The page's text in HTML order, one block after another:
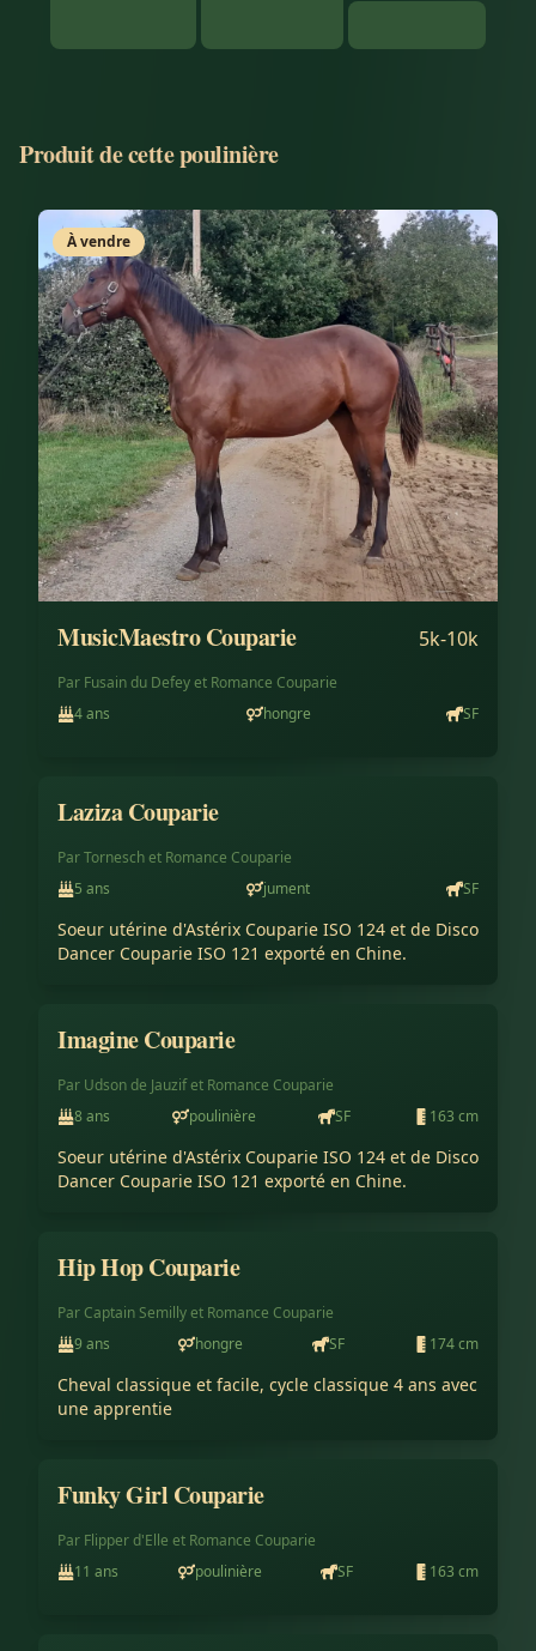
Produit de cette poulinière
À vendre
MusicMaestro Couparie 5k-10k
Par Fusain du Defeyet Romance Couparie
4ans hongre SF
Conservé à l'élevage
Laziza Couparie
ParTorneschet Romance Couparie
5 ans jument SF
Soeur utérine d'Astérix Couparie ISO 124 et de Disco
Dancer Couparie ISO 121 exporté en Chine.
Conservé à l'élevage
Imagine Couparie
Par Udson de Jauzifet Romance Couparie
8ans poulinière SF 163 cm
Soeur utérine d'Astérix Couparie ISO 124 et de Disco
Dancer Couparie ISO 121 exporté en Chine.
Vendu
Hip Hop Couparie
Par Captain Semillyet Romance Couparie
9 ans hongre SF 174cm
Cheval classique et facile, cycle classique 4 ans avec
une apprentie
Vendu
Funky Girl Couparie
Par Flipper d'Elle et Romance Couparie
11 ans poulinière SF 163 cm